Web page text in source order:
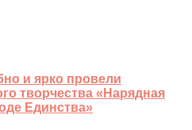
и ярко провели
творчества «Нарядная
Единства»